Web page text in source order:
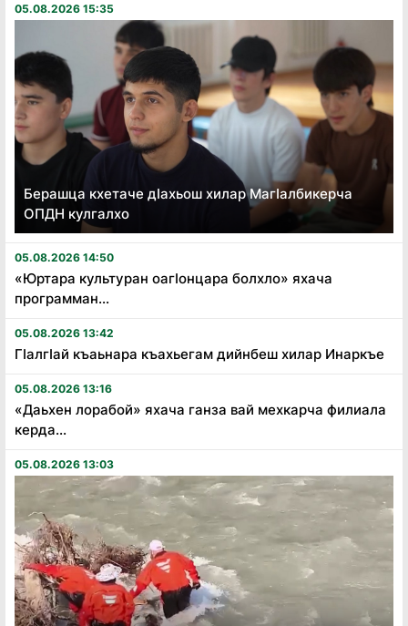
05.08.2026 15:35
Берашца кхетаче дӏахьош хилар Магӏалбикерча
ОПДН кулгалхо
05.08.2026 14:50
«Юртара культуран оагӏонцара болхло» яхача
программан...
05.08.2026 13:42
Гӏалгӏай къаьнара къахьегам дийнбеш хилар Инаркъе
05.08.2026 13:16
«Даьхен лорабой» яхача ганза вай мехкарча филиала
керда...
05.08.2026 13:03